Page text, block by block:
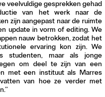
veelvuldige gesprekken gehad
van het werk naar de
zijn aangepast naar de ruimte
update in vorm of editing. We
nauw betrokken, zodat het
ervaring kon zijn. We
studenten, maar als jonge
om deel te zijn van een
met een instituut als Marres
van hoe ze verder met